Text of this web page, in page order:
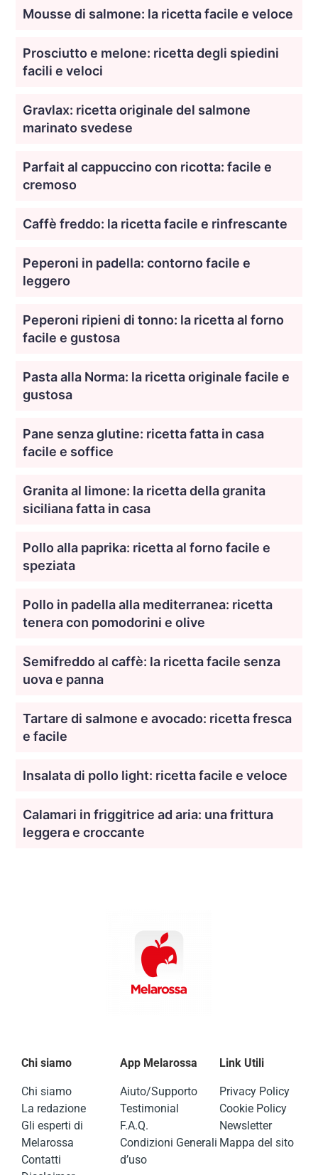
Mousse di salmone: la ricetta facile e veloce
Prosciutto e melone: ricetta degli spiedini
facili e veloci
Gravlax: ricetta originale del salmone
marinato svedese
Parfait al cappuccino con ricotta: facile e
cremoso
Caffè freddo: la ricetta facile e rinfrescante
Peperoni in padella: contorno facile e
leggero
Peperoni ripieni di tonno: la ricetta al forno
facile e gustosa
Pasta alla Norma: la ricetta originale facile e
gustosa
Pane senza glutine: ricetta fatta in casa
facile e soffice
Granita al limone: la ricetta della granita
siciliana fatta in casa
Pollo alla paprika: ricetta al forno facile e
speziata
Pollo in padella alla mediterranea: ricetta
tenera con pomodorini e olive
Semifreddo al caffè: la ricetta facile senza
uova e panna
Tartare di salmone e avocado: ricetta fresca
e facile
Insalata di pollo light: ricetta facile e veloce
Calamari in friggitrice ad aria: una frittura
leggera e croccante
Chi siamo
Chi siamo
La redazione
Gli esperti di
Melarossa
Contatti
App Melarossa
Aiuto/Supporto
Testimonial
F.A.Q.
Condizioni Generali
d’uso
Link Utili
Privacy Policy
Cookie Policy
Newsletter
Mappa del sito